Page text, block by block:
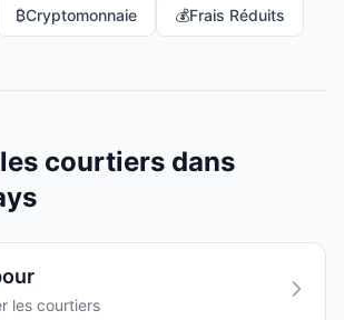
₿Cryptomonnaie 💰Frais Réduits
courtiers dans
les courtiers